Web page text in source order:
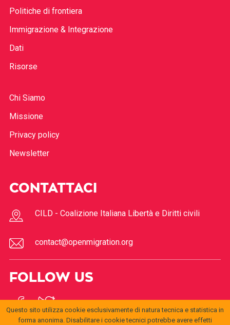
Politiche di frontiera
Immigrazione & Integrazione
Dati
Risorse
Chi Siamo
Missione
Privacy policy
Newsletter
CONTATTACI
CILD - Coalizione Italiana Libertà e Diritti civili
contact@openmigration.org
FOLLOW US
Questo sito utilizza cookie esclusivamente di natura tecnica e statistica in
forma anonima. Disabilitare i cookie tecnici potrebbe avere effetti